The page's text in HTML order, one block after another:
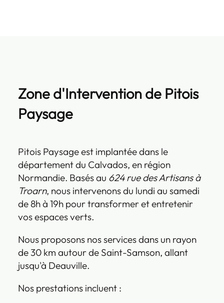
Zone d'Intervention de Pitois
Paysage
Pitois Paysage est implantée dans le
département du Calvados, en région
Normandie. Basés au 624 rue des Artisans à
Troarn, nous intervenons du lundi au samedi
de 8h à 19h pour transformer et entretenir
vos espaces verts.
Nous proposons nos services dans un rayon
de 30 km autour de Saint-Samson, allant
jusqu'à Deauville.
Nos prestations incluent :